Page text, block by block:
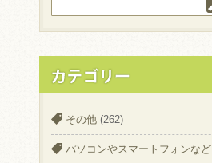
その他 (262)
パソコンやスマートフォンなど